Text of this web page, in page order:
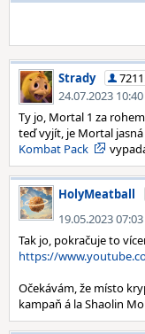
Strady
7211
24.07.2023 10:40
Ty jo, Mortal 1 za
teď vyjít, je Mortal
Kombat Pack
HolyMeatball
19.05.2023 07:03
Tak jo, pokračuje to
https://
Očekávám, že místo
kampaň á la Shaolin